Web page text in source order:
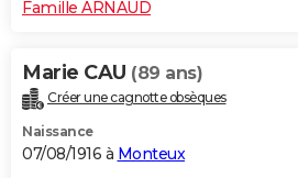
Famille ARNAUD
Marie CAU (89 ans)
Créer une cagnotte obsèques
Naissance
07/08/1916 à Monteux